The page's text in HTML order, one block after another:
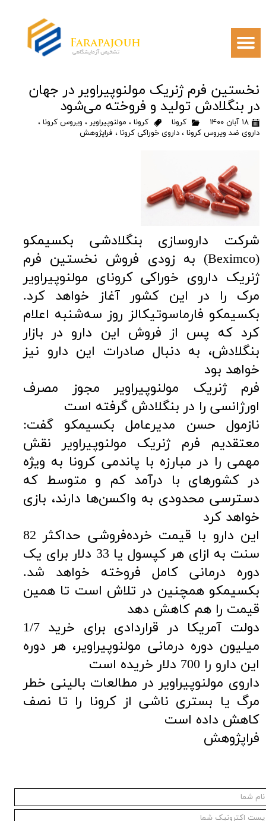
نخستین فرم ژنریک مولنوپیراویر در جهان
در بنگلادش تولید و فروخته می‌شود
۱۸ آبان ۱۴۰۰ کرونا کرونا ، مولنوپیراویر ، ویروس کرونا ،
داروی ضد ویروس کرونا ،داروی خوراکی کرونا ، فراپژوهش
شرکت داروسازی بنگلادشی بکسیمکو
(Beximco) به زودی فروش نخستین فرم
ژنریک داروی خوراکی کرونای مولنوپیراویر
مرک را در این کشور آغاز خواهد کرد.
بکسیمکو فارماسوتیکالز روز سه‌شنبه اعلام
کرد که پس از فروش این دارو در بازار
بنگلادش، به دنبال صادرات این دارو نیز
خواهد بود
فرم ژنریک مولنوپیراویر مجوز مصرف
اورژانسی را در بنگلادش گرفته است
نازمول حسن مدیرعامل بکسیمکو گفت:
معتقدیم فرم ژنریک مولنوپیراویر نقش
مهمی را در مبارزه با پاندمی کرونا به ویژه
در کشورهای با درآمد کم و متوسط که
دسترسی محدودی به واکسن‌ها دارند، بازی
خواهد کرد
این دارو با قیمت خرده‌فروشی حداکثر 82
سنت به ازای هر کپسول یا 33 دلار برای یک
دوره درمانی کامل فروخته خواهد شد.
بکسیمکو همچنین در تلاش است تا همین
قیمت را هم کاهش دهد
دولت آمریکا در قراردادی برای خرید 1/7
میلیون دوره درمانی مولنوپیراویر، هر دوره
این دارو را 700 دلار خریده است
داروی مولنوپیراویر در مطالعات بالینی خطر
مرگ یا بستری ناشی از کرونا را تا نصف
کاهش داده است
فراپژوهش